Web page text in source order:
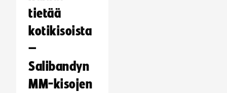
tietää
kotikisoista
–
Salibandyn
MM-kisojen